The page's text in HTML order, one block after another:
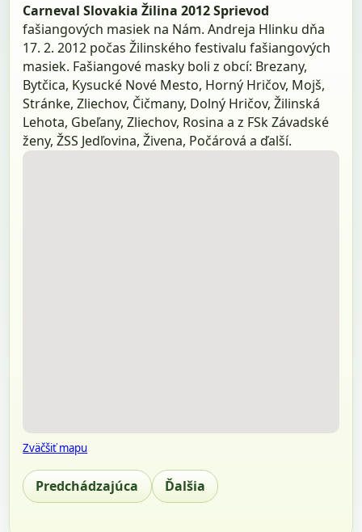
Carneval Slovakia Žilina 2012Sprievod
fašiangových masiek na Nám. Andreja Hlinku dňa
17. 2. 2012 počas Žilinského festivalu fašiangových
masiek. Fašiangové masky boli z obcí: Brezany,
Bytčica, Kysucké Nové Mesto, Horný Hričov, Mojš,
Stránke, Zliechov, Čičmany, Dolný Hričov, Žilinská
Lehota, Gbeľany, Zliechov, Rosina a z FSk Závadské
ženy, ŽSS Jedľovina, Živena, Počárová a ďalší.
Zväčšiť mapu
Predchádzajúca Ďalšia